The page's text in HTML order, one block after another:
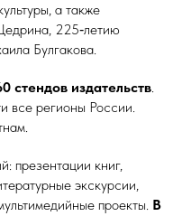
а также
225‑летию
Булгакова.
стендов издательств.
все регионы России.
презентации книг,
экскурсии,
проекты. В